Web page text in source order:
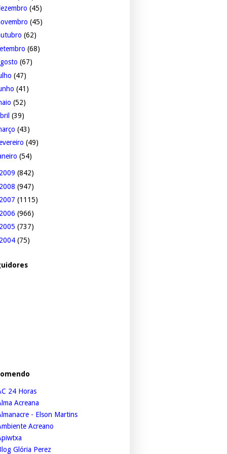
(45)
(45)
(62)
(68)
(67)
(47)
(41)
(52)
(39)
(43)
(49)
(54)
2009 (842)
2008 (947)
2007 (1115)
2006 (966)
2005 (737)
2004 (75)
24 Horas
Acreana
- Elson Martins
Acreano
Glória Perez